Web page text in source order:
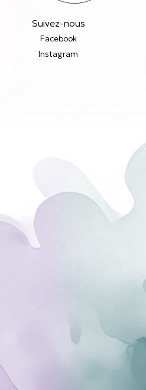
Suivez-nous
Facebook
Instagram